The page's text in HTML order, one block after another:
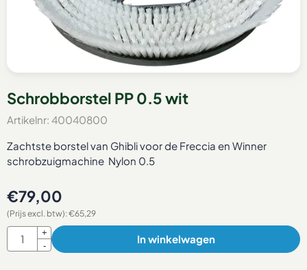
Schrobborstel PP 0.5 wit
Artikelnr: 40040800
Zachtste borstel van Ghibli voor de Freccia en Winner
schrobzuigmachine Nylon 0.5
€79,00
(Prijs excl. btw):€65,29
Aantal
+
-
In winkelwagen